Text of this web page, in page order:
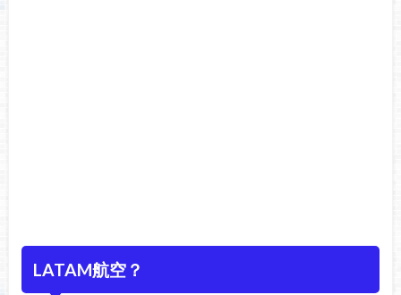
LATAM航空？